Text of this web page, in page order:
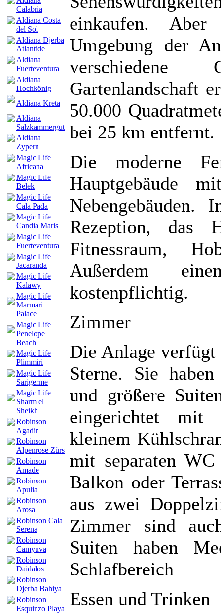
Calabria
Aldiana Costa
del Sol
Aldiana Djerba
Atlantide
Aldiana
Fuerteventura
Aldiana
Hochkönig
Aldiana Kreta
Aldiana
Salzkammergut
Aldiana
Zypern
Magic Life
Africana
Magic Life
Belek
Magic Life
Cala Pada
Magic Life
Candia Maris
Magic Life
Fuerteventura
Magic Life
Jacaranda
Magic Life
Kalawy
Magic Life
Marmari
Palace
Magic Life
Penelope
Beach
Magic Life
Plimmiri
Magic Life
Sarigerme
Magic Life
Sharm el
Sheikh
Robinson
Agadir
Robinson
Alpenrose Zürs
Robinson
Amade
Robinson
Apulia
Robinson
Arosa
Robinson Cala
Serena
Robinson
Camyuva
Robinson
Daidalos
Robinson
Djerba Bahiya
Robinson
Esquinzo Playa
einkaufen.
Umgebung der
verschiedene
Gartenlandschaft
50.000
bei 25 km entfernt.
Die moderne
Hauptgebäude
Nebengebäuden.
Rezeption, das
Fitnessraum,
Außerdem
kostenpflichtig.
Zimmer
Die Anlage
Sterne. Sie
und größere
eingerichtet mit
kleinem
mit separaten
Balkon oder
aus zwei
Zimmer sind
Suiten haben
Schlafbereich
Essen und Trinken